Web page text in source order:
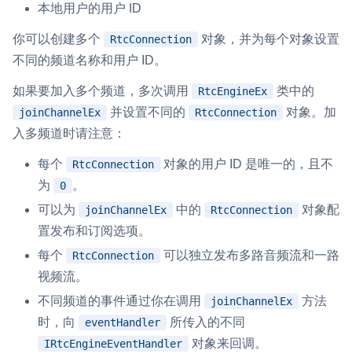
为智能硬件提供优质的媒体流传输，实现人与人、人与物、物与
物的实时互动连接
实时互动扩展能力
实时转录翻译
互动白板
快速实现多人实时互动白板协作
实现智能硬件和微信小程序之间的实时音视频互通
Status Page
集中展示声网主要产品及服务的综合服务质量及可用性信息
内容审核
React
RESTful
本地用户的用户 ID
你可以创建多个 RtcConnection
对象，并为每个对象设置
不同的频道名称和用户 ID。
如果要加入多个频道，多次调用 RtcEngineEx 类中的
joinChannelEx 并设置不同的 RtcConnection
对象。加
入多频道时请注意：
每个 RtcConnection
对象的用户 ID 是唯一的，且不
为
0
。
可以为
joinChannelEx 中的 RtcConnection
对象配
置发布和订阅选项。
每个
RtcConnection
可以独立发布多路音频流和一路
视频流。
不同频道的事件通过你在调用
joinChannelEx
方法
时，向
eventHandler 所传入的不同
IRtcEngineEventHandler 对象来回调。